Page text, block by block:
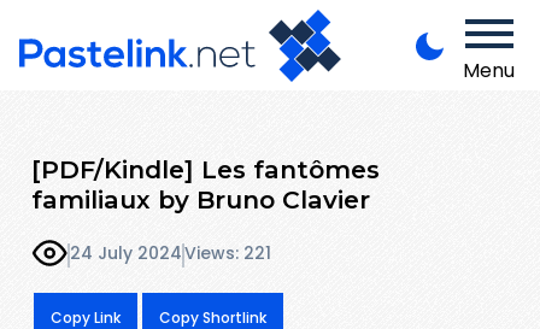
Menu
[PDF/Kindle] Les fantômes
familiaux by Bruno Clavier
24 July 2024Views: 221
Copy Link Copy Shortlink